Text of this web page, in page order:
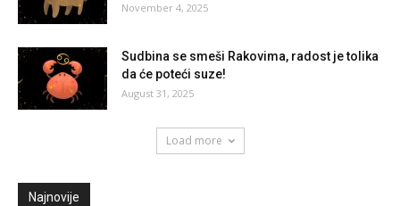
November 4, 2025
Sudbina se smeši Rakovima, radost je tolika
da će poteći suze!
August 31, 2025
Load more
Najnovije